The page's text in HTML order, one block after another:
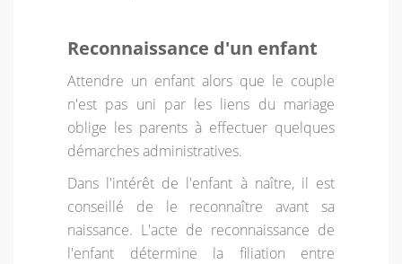
Reconnaissance d'un enfant
Attendre un enfant alors que le couple
n'est pas uni par les liens du mariage
oblige les parents à effectuer quelques
démarches administratives.
Dans l'intérêt de l'enfant à naître, il est
conseillé de le reconnaître avant sa
naissance. L'acte de reconnaissance de
l'enfant détermine la filiation entre